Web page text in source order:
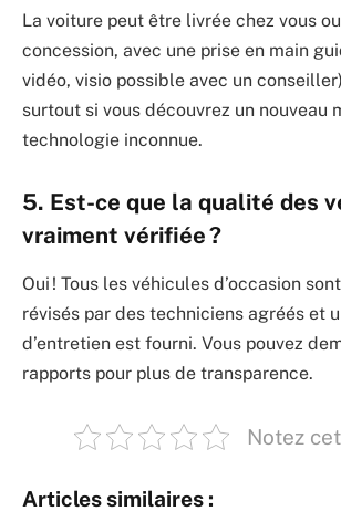
La voiture peut être livrée chez vous
concession, avec une prise en main
vidéo, visio possible avec un
surtout si vous découvrez un nouveau
technologie inconnue.
5. Est-ce que la qualité des
vraiment vérifiée ?
Oui ! Tous les véhicules d’occasion
révisés par des techniciens agréés et
d’entretien est fourni. Vous pouvez
rapports pour plus de transparence.
Notez
Articles similaires :